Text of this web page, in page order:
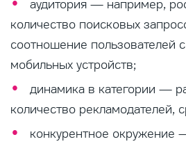
аудитория — например,
количество поисковых
соотношение пользователей
мобильных устройств;
динамика в категории —
количество рекламодателей,
конкурентное окружение